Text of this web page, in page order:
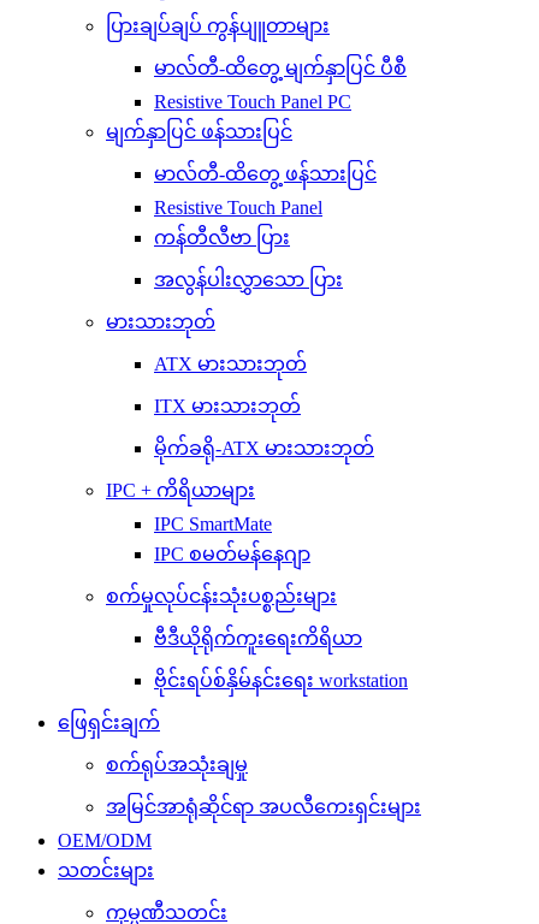
ပြားချပ်ချပ် ကွန်ပျူတာများ
မာလ်တီ-ထိတွေ့ မျက်နှာပြင် ပီစီ
Resistive Touch Panel PC
မျက်နှာပြင် ဖန်သားပြင်
မာလ်တီ-ထိတွေ့ ဖန်သားပြင်
Resistive Touch Panel
ကန်တီလီဗာ ပြား
အလွန်ပါးလွှာသော ပြား
မားသားဘုတ်
ATX မားသားဘုတ်
ITX မားသားဘုတ်
မိုက်ခရို-ATX မားသားဘုတ်
IPC + ကိရိယာများ
IPC SmartMate
IPC စမတ်မန်နေဂျာ
စက်မှုလုပ်ငန်းသုံးပစ္စည်းများ
ဗီဒီယိုရိုက်ကူးရေးကိရိယာ
ဗိုင်းရပ်စ်နှိမ်နင်းရေး workstation
ဖြေရှင်းချက်
စက်ရုပ်အသုံးချမှု
အမြင်အာရုံဆိုင်ရာ အပလီကေးရှင်းများ
OEM/ODM
သတင်းများ
ကုမ္ပဏီသတင်း